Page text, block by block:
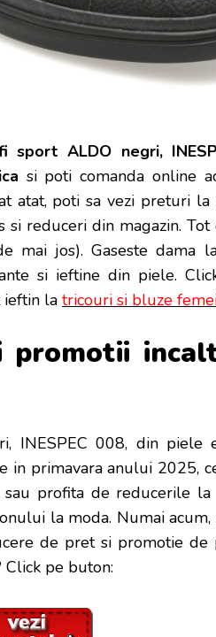
sport ALDO negri,
si poti comanda online
atat, poti sa vezi preturi la
si reduceri din magazin. Tot
mai jos). Gaseste dama
si ieftine din piele.
ieftin la tricouri si bluze
promotii
INESPEC 008, din piele
primavara anului 2025,
sau profita de reducerile
la moda. Numai
de pret si promotie de
pe buton: